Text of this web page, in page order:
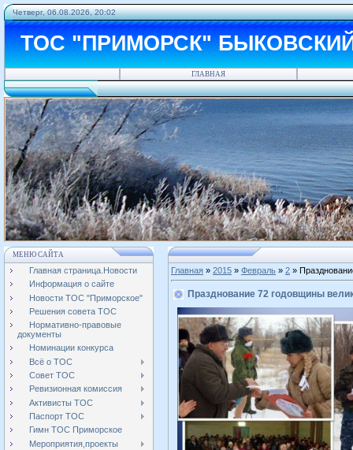
Четверг, 06.08.2026, 20:02
ТОС "ПРИМОРСК"
ГЛАВНАЯ
МЕНЮ САЙТА
Главная страница.Новости
Информация о сайте
Новости ТОС "Приморское"
Решения совета ТОС
Нормативно-правовые
документы
Номинации конкурса
Всё о ТОС
Совет ТОС
Ревизионная комиссия
Активисты ТОС
Паспорт ТОС
Гимн ТОС Приморское
Мероприятия,проекты
Главная » 2015 » Февраль » 2 »
Празднование 72 годовщины